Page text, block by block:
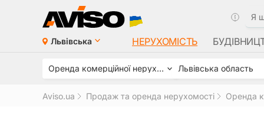
Львівська НЕРУХОМІСТЬ
Оренда комерційної нерухомості Львівська область
Aviso.ua Продаж та оренда нерухомості Оренда